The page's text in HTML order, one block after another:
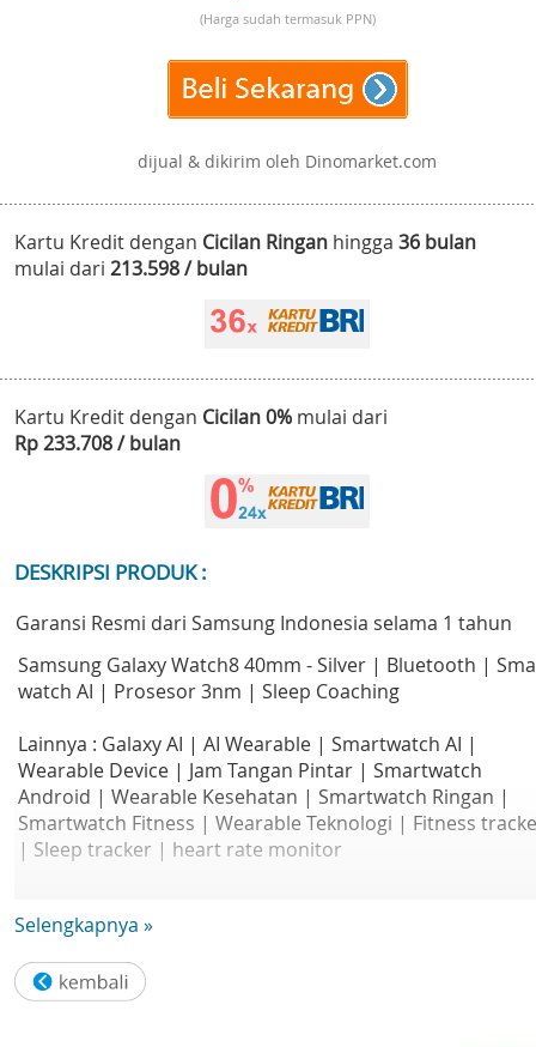
(Harga sudah termasuk PPN)
dijual & dikirim oleh Dinomarket.com
Kartu Kredit dengan Cicilan Ringan hingga 36 bulan
mulai dari 213.598 / bulan
Kartu Kredit dengan Cicilan 0% mulai dari
Rp 233.708 / bulan
DESKRIPSI PRODUK :
Garansi Resmi dari Samsung Indonesia selama 1 tahun
Samsung Galaxy Watch8 40mm - Silver | Bluetooth |
watch AI | Prosesor 3nm | Sleep Coaching
Lainnya : Galaxy AI | AI Wearable | Smartwatch AI |
Wearable Device | Jam Tangan Pintar | Smartwatch
Android | Wearable Kesehatan | Smartwatch Ringan |
Smartwatch Fitness | Wearable Teknologi | Fitness
| Sleep tracker | heart rate monitor
dengan desain cushion yang nyaman, fitur Sleep
Anda.
Selengkapnya »